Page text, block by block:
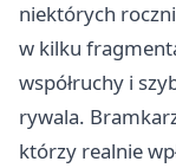
niektórych
w kilku
współruchy i
rywala.
którzy realnie